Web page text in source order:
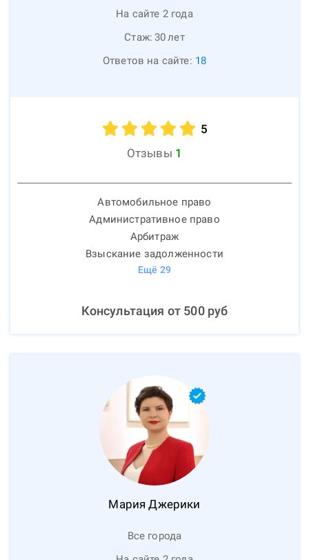
На сайте 2 года
Стаж: 30лет
Ответов на сайте: 18
5
Отзывы 1
Автомобильное право
Административное право
Арбитраж
Взыскание задолженности
Ещё 29
Консультация от 500руб
Мария Джерики
Все города